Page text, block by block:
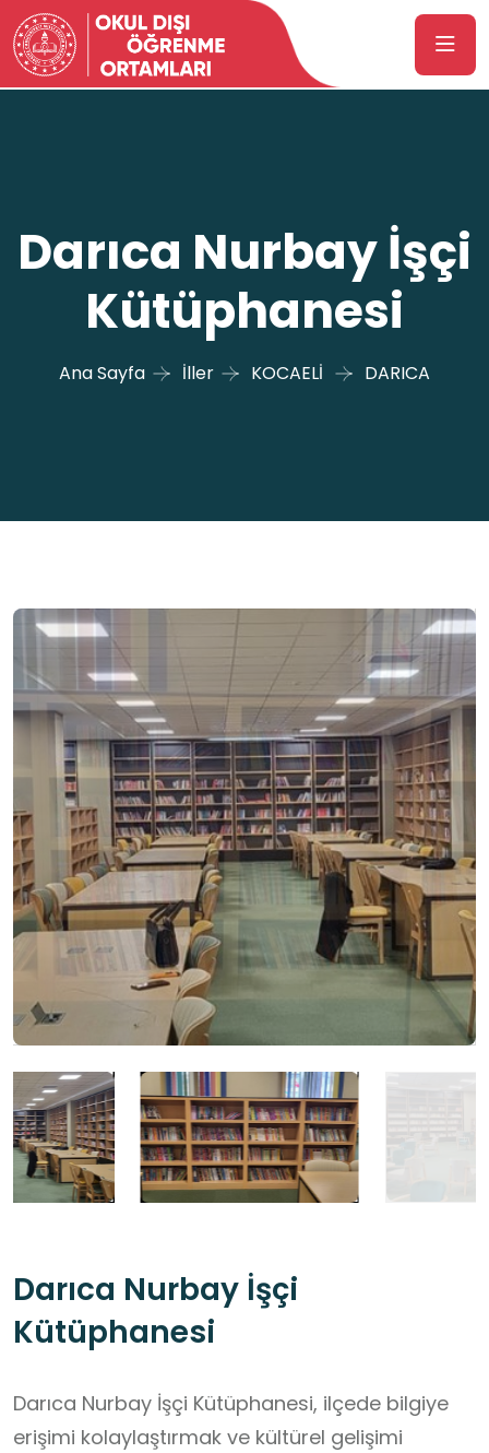
Darıca Nurbay İşçi
Kütüphanesi
Ana Sayfa İller KOCAELİ DARICA
Darıca Nurbay İşçi
Kütüphanesi
Darıca Nurbay İşçi Kütüphanesi, ilçede bilgiye
erişimi kolaylaştırmak ve kültürel gelişimi